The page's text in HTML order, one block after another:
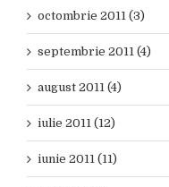
octombrie 2011 (3)
septembrie 2011 (4)
august 2011 (4)
iulie 2011 (12)
iunie 2011 (11)